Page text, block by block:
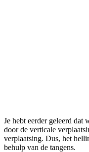
Je hebt eerder geleerd dat
door de verticale
verplaatsing. Dus, het
behulp van de tangens.